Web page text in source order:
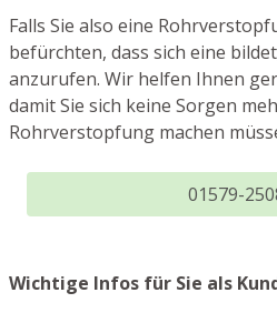
Falls Sie also eine
befürchten, dass sich eine
anzurufen. Wir helfen Ihnen
damit Sie sich keine Sorgen
Rohrverstopfung machen
01579-
Wichtige Infos für Sie als